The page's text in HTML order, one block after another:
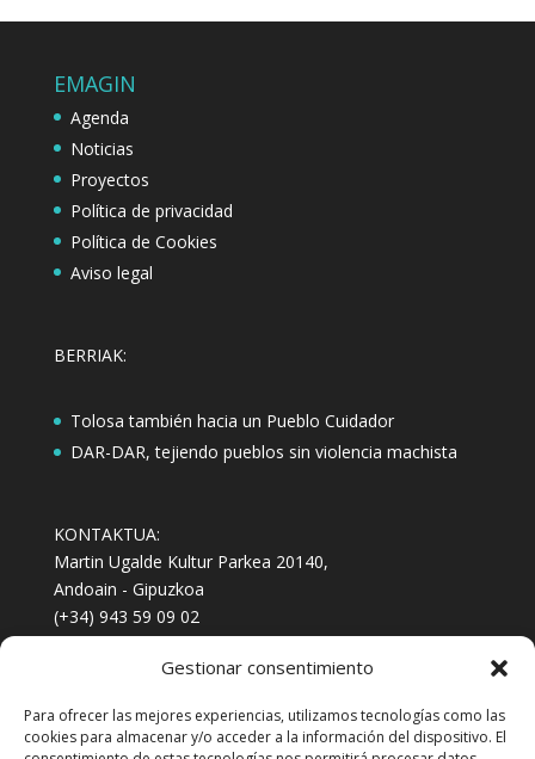
Gestionar consentimiento
Para ofrecer las mejores experiencias, utilizamos tecnologías como las
cookies para almacenar y/o acceder a la información del dispositivo. El
EMAGIN
Agenda
Noticias
Proyectos
Política de privacidad
Política de Cookies
Aviso legal
BERRIAK:
Tolosa también hacia un Pueblo Cuidador
DAR-DAR, tejiendo pueblos sin violencia machista
KONTAKTUA:
Martin Ugalde Kultur Parkea 20140,
Andoain - Gipuzkoa
(+34) 943 59 09 02
(+34) 722 711 311
emagin@emagin.eus
Berripapera jaso nahi? izena eman